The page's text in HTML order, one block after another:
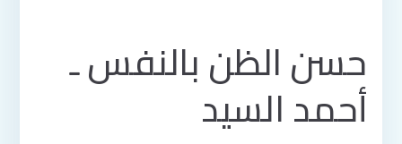
حسن الظن بالنفس ـ
أحمد السيد